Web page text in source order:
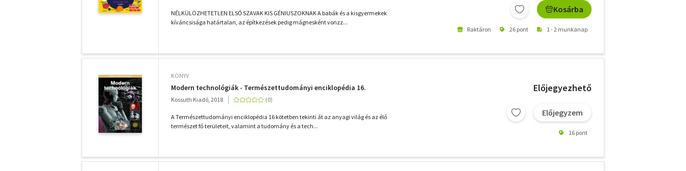
NÉLKÜLÖZHETETLEN ELSŐ SZAVAK KIS GÉNIUSZOKNAK A babák és a kisgyermekek
kíváncsisága határtalan, az építkezések pedig mágnesként vonzz...
Kosárba
Raktáron 26 pont 1 - 2 munkanap
KÖNYV
Modern technológiák - Természettudományi enciklopédia 16.
Kossuth Kiadó, 2018
A Természettudományi enciklopédia 16 kötetben tekinti át az anyagi világ és az élő
természet fő területeit, valamint a tudomány és a tech...
Előjegyezhető
Előjegyzem
16 pont